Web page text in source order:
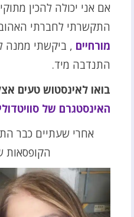
אם אני יכולה להכין
התקשרתי לחברתי
מורחיים , ביקשתי ממנה
התנדבה מיד.
בואו לאינסטוש טעים
האינסטגרם של סוויטדולי
אחרי שעתיים כבר
הקופסאות